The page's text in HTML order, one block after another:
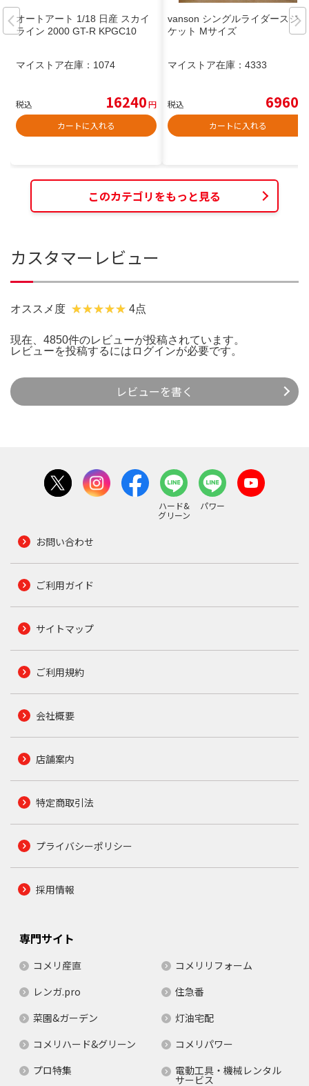
オートアート 1/18 日産 スカイ
ライン 2000 GT-R KPGC10
マイストア在庫： 1074
税込 16240円
カートに入れる
vanson シングルライダースジャ
ケット Mサイズ
マイストア在庫： 4333
税込 6960
カートに入れる
このカテゴリをもっと見る
カスタマーレビュー
オススメ度 4点
現在、4850件のレビューが投稿されています。
レビューを投稿するには ログインが必要です。
レビューを書く
ハード&
グリーン
パワー
お問い合わせ
ご利用ガイド
サイトマップ
ご利用規約
会社概要
店舗案内
特定商取引法
プライバシーポリシー
採用情報
専門サイト
コメリ産直
コメリリフォーム
レンガ.pro
住急番
菜園&ガーデン
灯油宅配
コメリハード&グリーン
コメリパワー
プロ特集
電動工具・機械レンタル
サービス